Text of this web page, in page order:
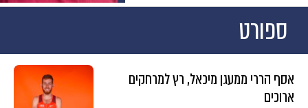
ספורט
אסף הררי ממעגן מיכאל, רץ למרחקים
ארוכים